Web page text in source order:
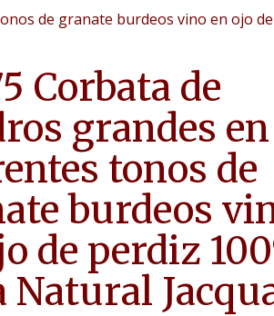
de granate burdeos vino en ojo de
Corbata de
grandes en
tonos de
burdeos
de perdiz
Natural